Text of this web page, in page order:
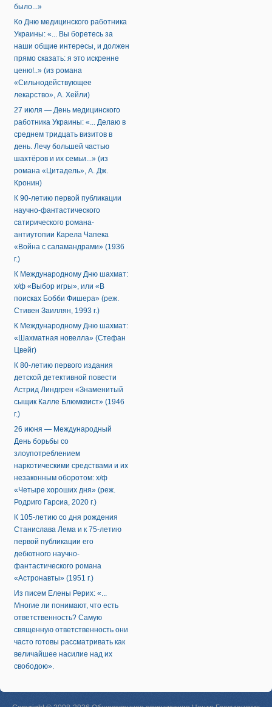
было...»
Ко Дню медицинского работника
Украины: «... Вы боретесь за
наши общие интересы, и должен
прямо сказать: я это искренне
ценю!..» (из романа
«Сильнодействующее
лекарство», А. Хейли)
27 июля — День медицинского
работника Украины: «... Делаю в
среднем тридцать визитов в
день. Лечу большей частью
шахтёров и их семьи...» (из
романа «Цитадель», А. Дж.
Кронин)
К 90-летию первой публикации
научно-фантастического
сатирического романа-
антиутопии Карела Чапека
«Война с саламандрами» (1936
г.)
К Международному Дню шахмат:
х/ф «Выбор игры», или «В
поисках Бобби Фишера» (реж.
Стивен Заиллян, 1993 г.)
К Международному Дню шахмат:
«Шахматная новелла» (Стефан
Цвейг)
К 80-летию первого издания
детской детективной повести
Астрид Линдгрен «Знаменитый
сыщик Калле Блюмквист» (1946
г.)
26 июня — Международный
День борьбы со
злоупотреблением
наркотическими средствами и их
незаконным оборотом: х/ф
«Четыре хороших дня» (реж.
Родриго Гарсиа, 2020 г.)
К 105-летию со дня рождения
Станислава Лема и к 75-летию
первой публикации его
дебютного научно-
фантастического романа
«Астронавты» (1951 г.)
Из писем Елены Рерих: «...
Многие ли понимают, что есть
ответственность? Самую
священную ответственность они
часто готовы рассматривать как
величайшее насилие над их
свободою».